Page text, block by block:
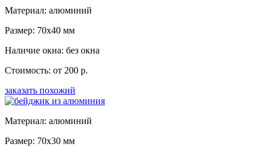
Материал: алюминий
Размер: 70x40 мм
Наличие окна: без окна
Стоимость: от 200 р.
заказать похожий
Материал: алюминий
Размер: 70x30 мм